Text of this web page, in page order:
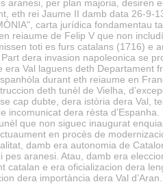
aranesi, per plan majoria, desiren
eth rei Jaume II damb data 26-9-
carta jurídica fondamentau
reiaume de Felip V que non
toti es furs catalans (1716) e
dera invasion napoleonica se
era Val laguens deth Departament
durant eth reiaume en
deth tunèl de Vielha,
cap dubte, dera istòria dera Val,
incomunicat dera rèsta
que non siguec inaugurat
en procès de
damb era autonomia de
pes aranesi. Atau, damb era
catalan e era oficializacion dera
dera importància dera Val d’Aran.